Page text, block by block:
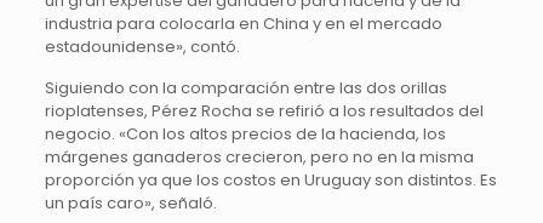
industria para colocarla en China y en el mercado
estadounidense», contó.
Siguiendo con la comparación entre las dos orillas
rioplatenses, Pérez Rocha se refirió a los resultados del
negocio. «Con los altos precios de la hacienda, los
márgenes ganaderos crecieron, pero no en la misma
proporción ya que los costos en Uruguay son distintos. Es
un país caro», señaló.